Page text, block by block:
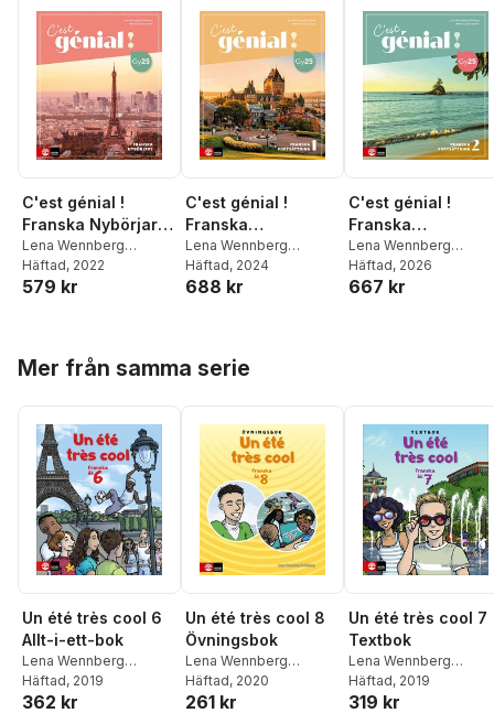
C'est génial !
Franska Nybörjare
Allt-i ett-bok
Lena Wennberg
Trolleberg,Marie-
Louise Sanner
Häftad, 2022
579 kr
C'est génial !
Franska
Fortsättning 1,
tredje upplagan
Lena Wennberg
Trolleberg,Marie-
Louise Sanner
Häftad, 2024
688 kr
C'est génial !
Franska
Fortsättning 2,
tredje upplagan
Lena Wennberg
Trolleberg,Marie-
Louise Sanner
Häftad, 2026
667 kr
Mer från samma serie
Un été très cool 6
Allt-i-ett-bok
Lena Wennberg
Trolleberg
Häftad, 2019
362 kr
Un été très cool 8
Övningsbok
Lena Wennberg
Trolleberg
Häftad, 2020
261 kr
Un été très cool 7
Textbok
Lena Wennberg
Trolleberg
Häftad, 2019
319 kr